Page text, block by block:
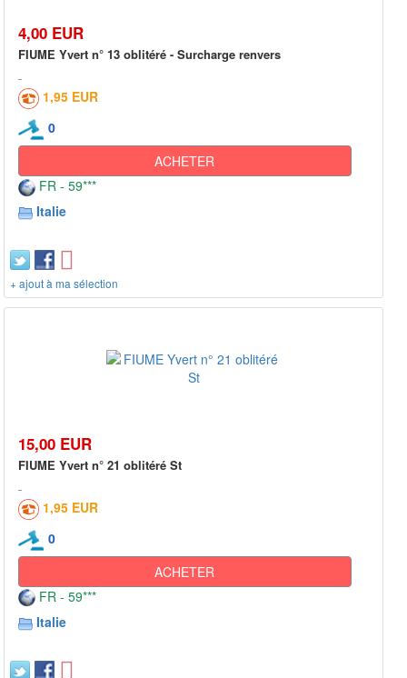
4,00 EUR
FIUME Yvert n° 13 oblitéré - Surcharge renvers
1,95 EUR
0
ACHETER
FR - 59***
Italie
+ ajout à ma sélection
15,00 EUR
FIUME Yvert n° 21 oblitéré St
1,95 EUR
0
ACHETER
FR - 59***
Italie